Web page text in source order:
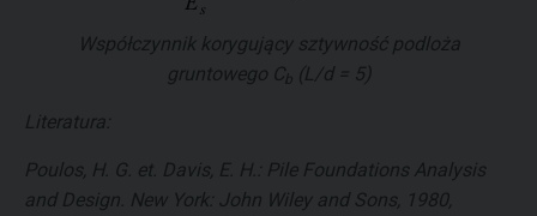
Współczynnik korygujący sztywność podloża
gruntowego Cb(L/d = 5)
Literatura:
Poulos, H. G. et. Davis, E. H.: Pile Foundations Analysis
and Design. New York: John Wiley and Sons, 1980,